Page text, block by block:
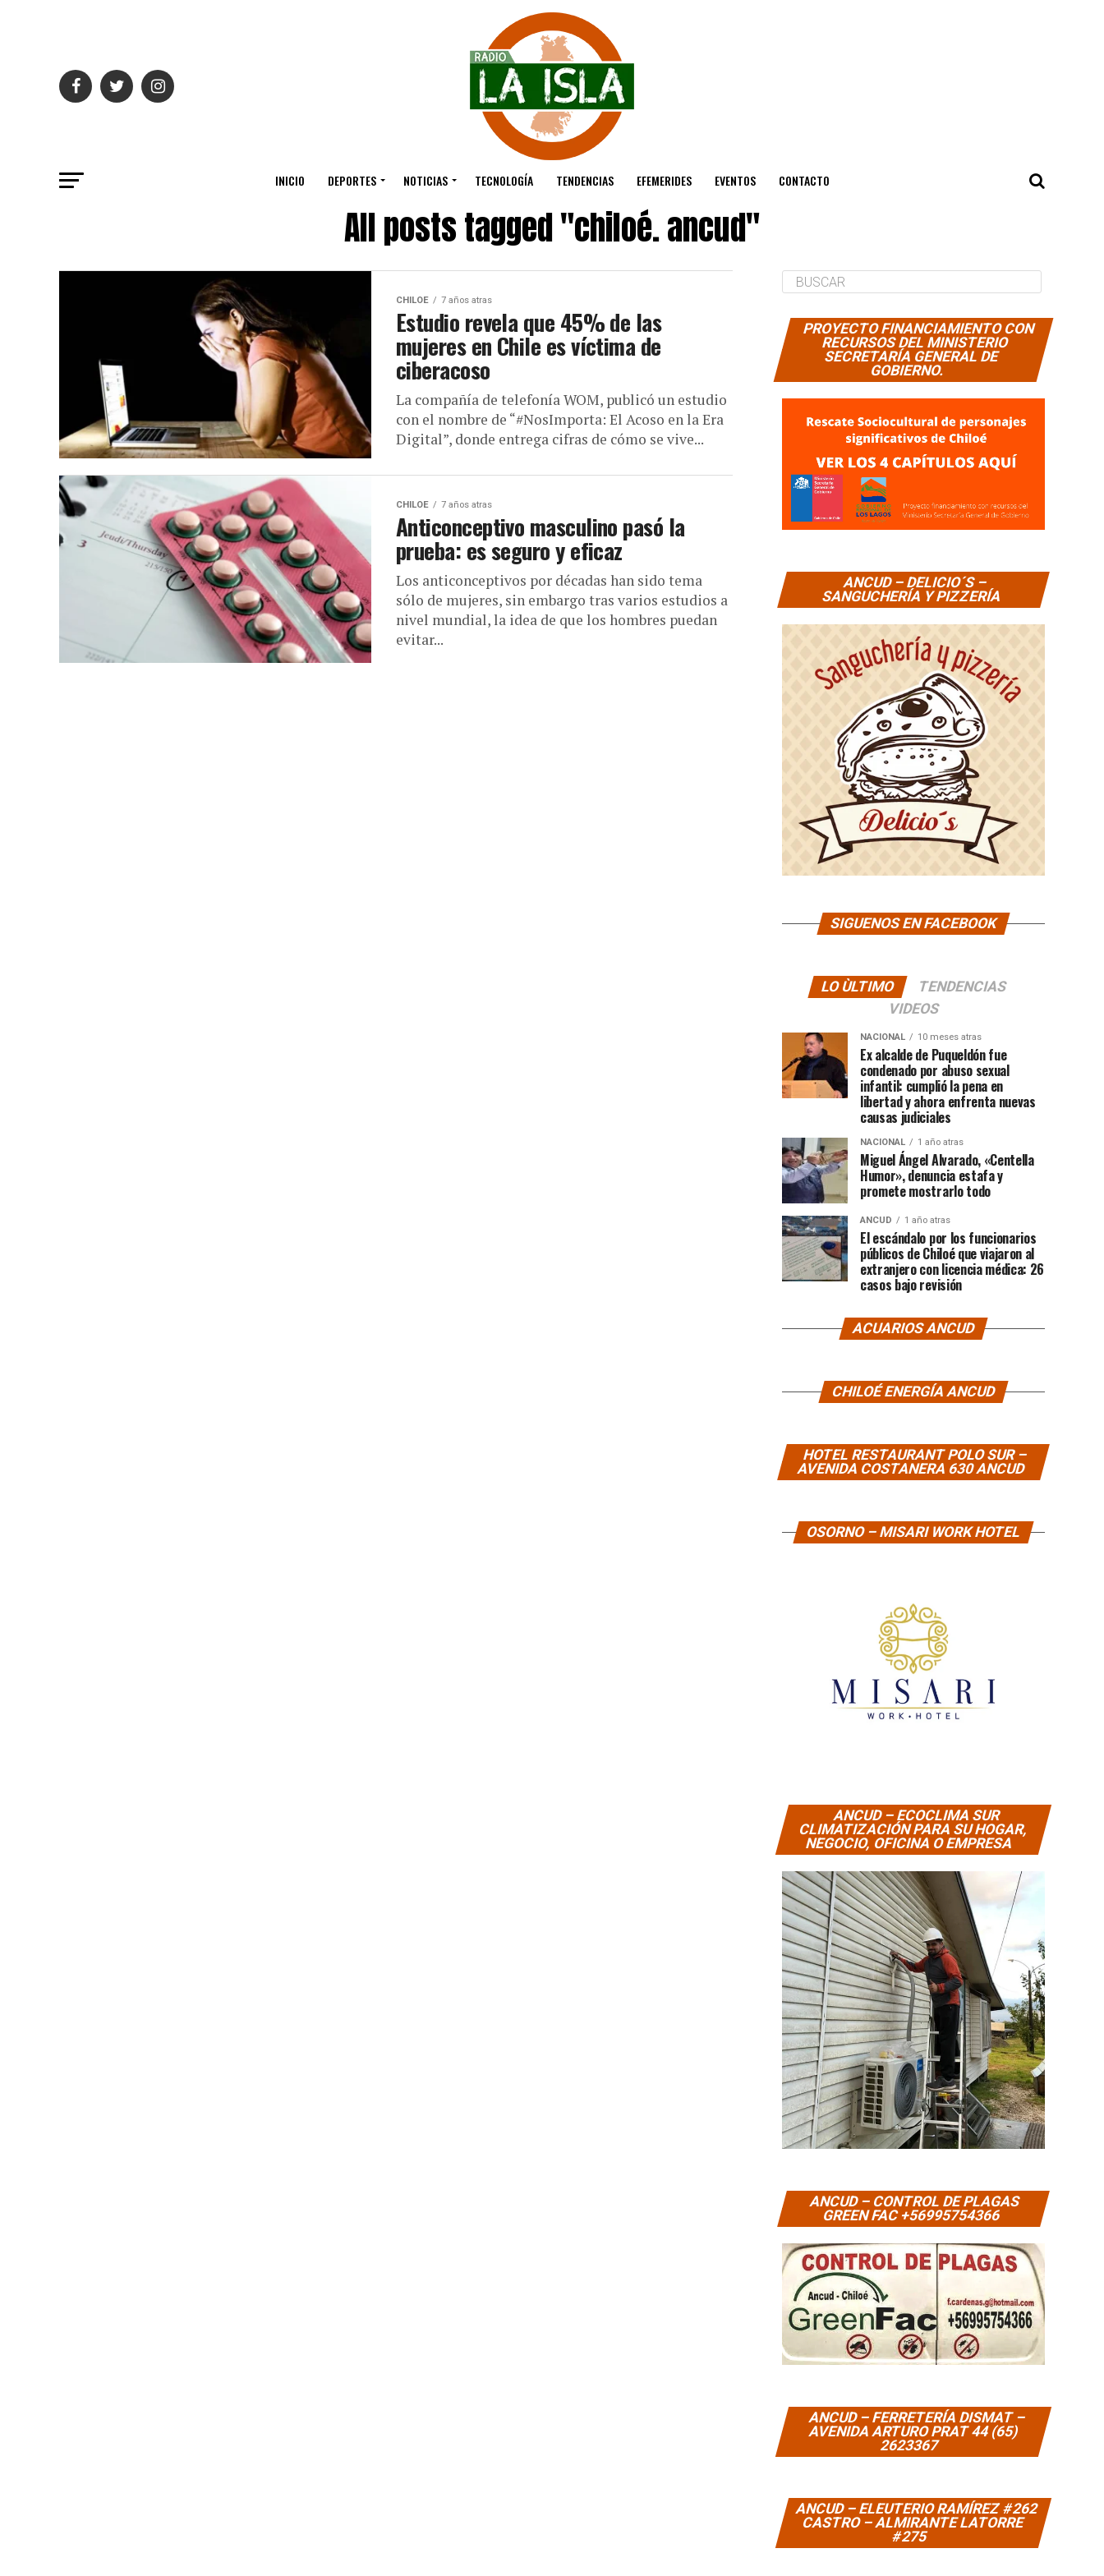
INICIO DEPORTES NOTICIAS TECNOLOGÍA TENDENCIAS EFEMERIDES EVENTOS CONTACTO
All posts tagged "chiloé. ancud"
CHILOE 7 años atras
Estudio revela que 45% de las
mujeres en Chile es víctima de
ciberacoso
La compañía de telefonía WOM, publicó un estudio
con el nombre de “#NosImporta: El Acoso en la Era
Digital”, donde entrega cifras de cómo se vive...
CHILOE 7 años atras
Anticonceptivo masculino pasó la
prueba: es seguro y eficaz
Los anticonceptivos por décadas han sido tema
sólo de mujeres, sin embargo tras varios estudios a
nivel mundial, la idea de que los hombres puedan
evitar...
PROYECTO FINANCIAMIENTO CON
RECURSOS DEL MINISTERIO
SECRETARÍA GENERAL DE
GOBIERNO.
ANCUD – DELICIO´S –
SANGUCHERÍA Y PIZZERÍA
SIGUENOS EN FACEBOOK
LO ÙLTIMO
TENDENCIAS
VIDEOS
NACIONAL 10 meses atras
Ex alcalde de Puqueldón fue
condenado por abuso sexual
infantil: cumplió la pena en
libertad y ahora enfrenta nuevas
causas judiciales
NACIONAL 1 año atras
Miguel Ángel Alvarado, «Centella
Humor», denuncia estafa y
promete mostrarlo todo
ANCUD 1 año atras
El escándalo por los funcionarios
públicos de Chiloé que viajaron al
extranjero con licencia médica: 26
casos bajo revisión
ACUARIOS ANCUD
CHILOÉ ENERGÍA ANCUD
HOTEL RESTAURANT POLO SUR –
AVENIDA COSTANERA 630 ANCUD
OSORNO – MISARI WORK HOTEL
ANCUD – ECOCLIMA SUR
CLIMATIZACIÓN PARA SU HOGAR,
NEGOCIO, OFICINA O EMPRESA
ANCUD – CONTROL DE PLAGAS
GREEN FAC +56995754366
ANCUD – FERRETERÍA DISMAT –
AVENIDA ARTURO PRAT 44 (65)
2623367
ANCUD – ELEUTERIO RAMÍREZ #262
CASTRO – ALMIRANTE LATORRE
#275